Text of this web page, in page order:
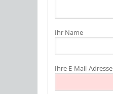
Ihr Name
Ihre E-Mail-Adresse